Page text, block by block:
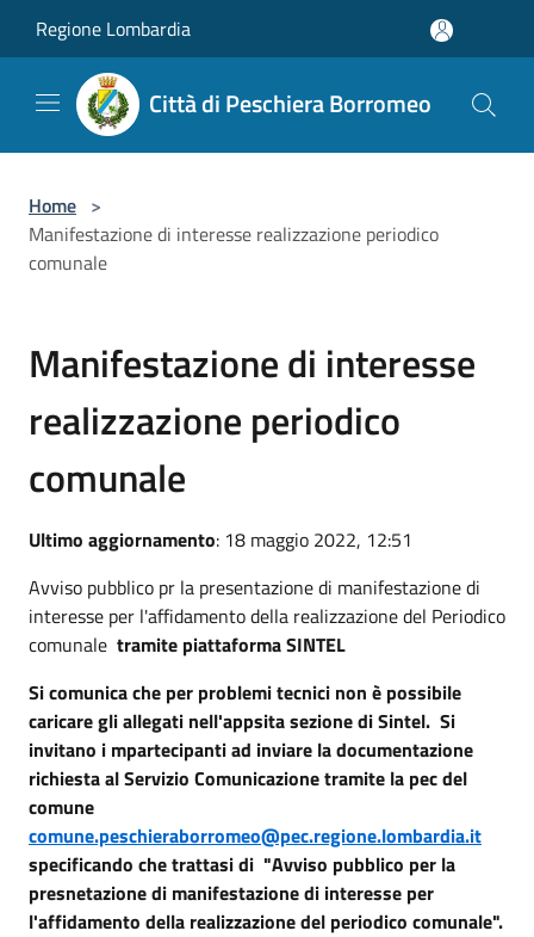
Regione Lombardia
Città di Peschiera Borromeo
Home >
Manifestazione di interesse realizzazione periodico
comunale
Manifestazione di interesse
realizzazione periodico
comunale
Ultimo aggiornamento: 18 maggio 2022, 12:51
Avviso pubblico pr la presentazione di manifestazione di
interesse per l'affidamento della realizzazione del Periodico
comunale tramite piattaforma SINTEL
Si comunica che per problemi tecnici non è possibile
caricare gli allegati nell'appsita sezione di Sintel. Si
invitano i mpartecipanti ad inviare la documentazione
richiesta al Servizio Comunicazione tramite la pec del
comune
comune.peschieraborromeo@pec.regione.lombardia.it
specificando che trattasi di "Avviso pubblico per la
presnetazione di manifestazione di interesse per
l'affidamento della realizzazione del periodico comunale".